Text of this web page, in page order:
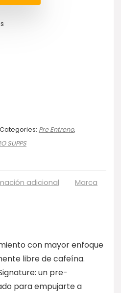
Categories: Pre Entreno,
SUPPS
adicional Marca
con mayor enfoque
libre de cafeína.
un pre-
para empujarte a